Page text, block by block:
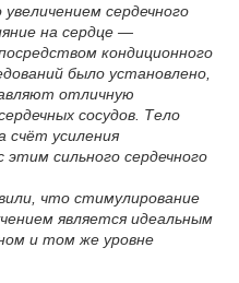
сердечного
на сердце ―
кондиционного
было установлено,
отличную
сосудов. Тело
счёт усиления
этим сильного сердечного
что стимулирование
является идеальным
и том же уровне